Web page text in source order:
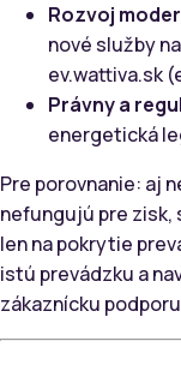
Rozvoj
nové služby
ev.wattiva.sk
Právny a
energetická
Pre porovnanie: aj
nefungujú pre zisk,
len na pokrytie
istú prevádzku a
zákaznícku